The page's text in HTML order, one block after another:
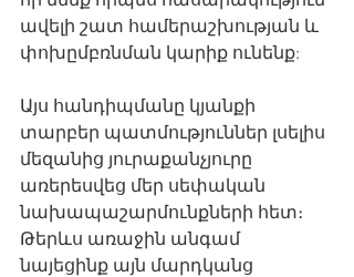
ավելի շատ համերաշխության և
փոխըմբռնման կարիք ունենք:
Այս հանդիպմանը կյանքի
տարբեր պատմություններ լսելիս
մեզանից յուրաքանչյուրը
առերեսվեց մեր սեփական
նախապաշարմունքների հետ։
Թերևս առաջին անգամ
նայեցինք այն մարդկանց